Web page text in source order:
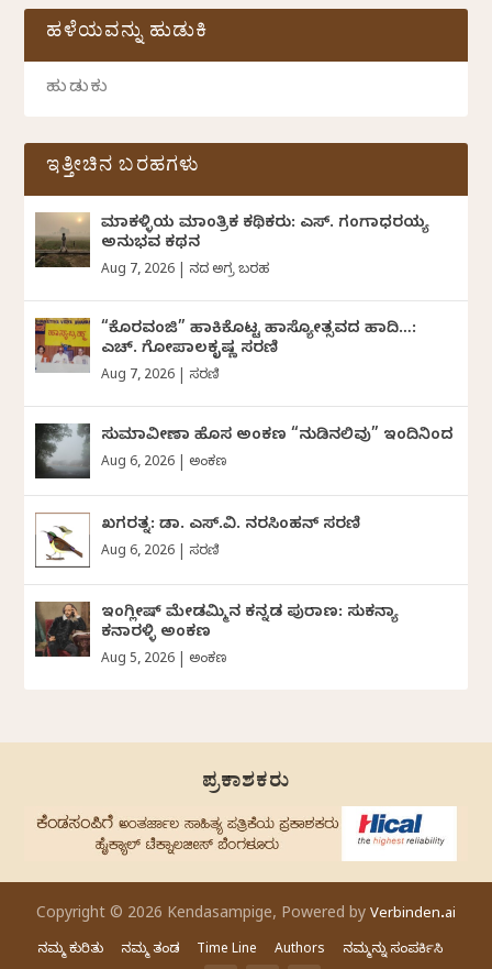
ಹಳೆಯವನ್ನು ಹುಡುಕಿ
ಇತ್ತೀಚಿನ ಬರಹಗಳು
ಮಾಕಳ್ಳಿಯ ಮಾಂತ್ರಿಕ ಕಥಿಕರು: ಎಸ್. ಗಂಗಾಧರಯ್ಯ
ಅನುಭವ ಕಥನ
Aug 7, 2026 ದಿನದ ಅಗ್ರ ಬರಹ
“ಕೊರವಂಜಿ” ಹಾಕಿಕೊಟ್ಟ ಹಾಸ್ಯೋತ್ಸವದ ಹಾದಿ…:
ಎಚ್. ಗೋಪಾಲಕೃಷ್ಣ ಸರಣಿ
Aug 7, 2026 ಸರಣಿ
ಸುಮಾವೀಣಾ ಹೊಸ ಅಂಕಣ “ನುಡಿನಲಿವು” ಇಂದಿನಿಂದ
Aug 6, 2026 ಅಂಕಣ
ಖಗರತ್ನ: ಡಾ. ಎಸ್.ವಿ. ನರಸಿಂಹನ್‌‌ ಸರಣಿ
Aug 6, 2026 ಸರಣಿ
ಇಂಗ್ಲೀಷ್ ಮೇಡಮ್ಮಿನ ಕನ್ನಡ ಪುರಾಣ: ಸುಕನ್ಯಾ
ಕನಾರಳ್ಳಿ ಅಂಕಣ
Aug 5, 2026 ಅಂಕಣ
ಪ್ರಕಾಶಕರು
Copyright © 2026 Kendasampige, Powered by Verbinden.ai
ನಮ್ಮ ಕುರಿತು ನಮ್ಮ ತಂಡ Time Line Authors ನಮ್ಮನ್ನು ಸಂಪರ್ಕಿಸಿ